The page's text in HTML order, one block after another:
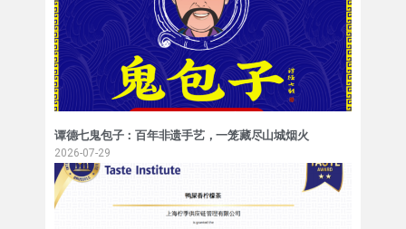
谭德七鬼包子：百年非遗手艺，一笼藏尽山城烟火
2026-07-29